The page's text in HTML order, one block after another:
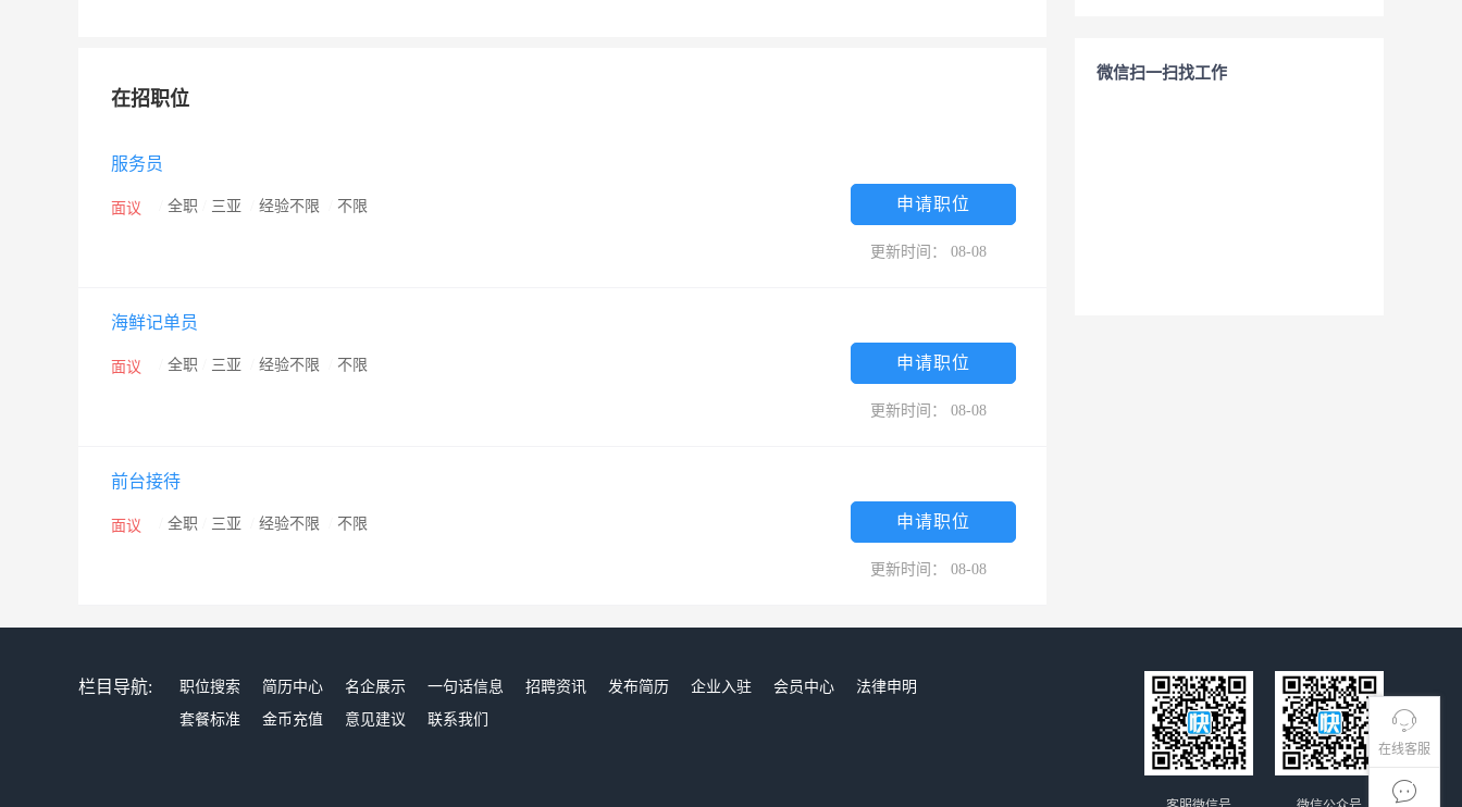
在线客服
在招职位
服务员
面议 全职 三亚 经验不限 不限 申请职位
更新时间： 08-08
海鲜记单员
面议 全职 三亚 经验不限 不限 申请职位
更新时间： 08-08
前台接待
面议 全职 三亚 经验不限 不限 申请职位
更新时间： 08-08
微信扫一扫找工作
栏目导航: 职位搜索 简历中心 名企展示 一句话信息 招聘资讯 发布简历 企业入驻 会员中心
法律申明
套餐标准
金币充值 意见建议 联系我们